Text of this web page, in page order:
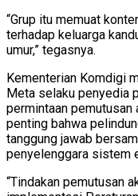
“Grup itu memuat
terhadap keluarga
umur,” tegasnya.
Kementerian Komdigi
Meta selaku penyedia
permintaan
penting bahwa
tanggung jawab
penyelenggara sistem
“Tindakan pemutusan